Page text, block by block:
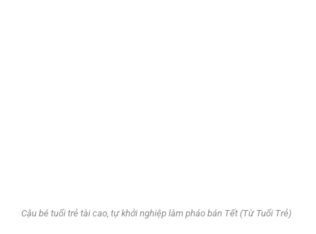
Cậu bé tuổi trẻ tài cao, tự khởi nghiệp làm pháo bán Tết (Từ Tuổi Trẻ)